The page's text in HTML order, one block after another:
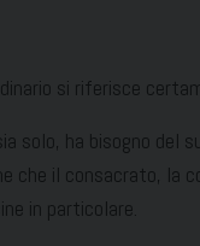
si riferisce
solo, ha bisogno del
che il consacrato, la
in particolare.